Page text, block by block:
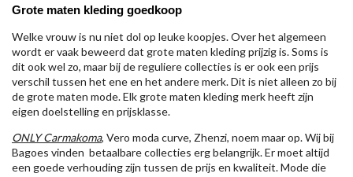
Grote maten kleding goedkoop
Welke vrouw is nu niet dol op leuke koopjes. Over het algemeen
wordt er vaak beweerd dat grote maten kleding prijzig is. Soms is
dit ook wel zo, maar bij de reguliere collecties is er ook een prijs
verschil tussen het ene en het andere merk. Dit is niet alleen zo bij
de grote maten mode. Elk grote maten kleding merk heeft zijn
eigen doelstelling en prijsklasse.
ONLY Carmakoma, Vero moda curve, Zhenzi, noem maar op. Wij bij
Bagoes vinden betaalbare collecties erg belangrijk. Er moet altijd
een goede verhouding zijn tussen de prijs en kwaliteit. Mode die